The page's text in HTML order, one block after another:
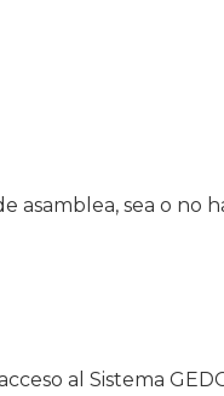
asamblea, sea o no
al Sistema